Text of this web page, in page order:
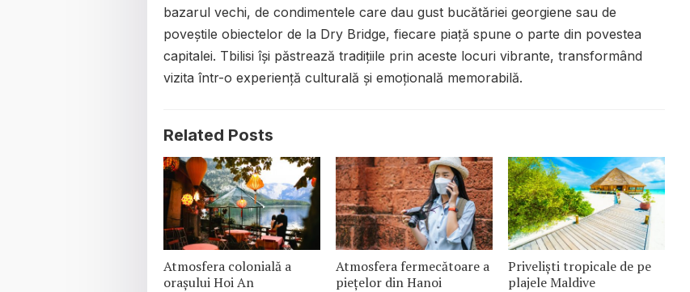
bazarul vechi, de condimentele care dau gust bucătăriei georgiene sau de
poveștile obiectelor de la Dry Bridge, fiecare piață spune o parte din povestea
capitalei. Tbilisi își păstrează tradițiile prin aceste locuri vibrante, transformând
vizita într-o experiență culturală și emoțională memorabilă.
Related Posts
Atmosfera colonială a
orașului Hoi An
Atmosfera fermecătoare a
piețelor din Hanoi
Priveliști tropicale de pe
plajele Maldive